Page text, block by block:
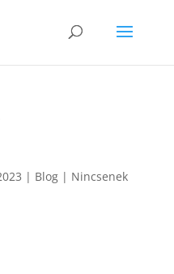
| Blog| Nincsenek